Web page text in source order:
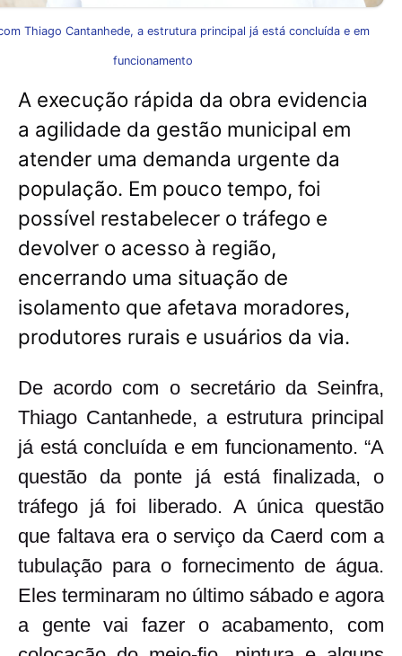
Thiago Cantanhede, a estrutura principal já está concluída e em
funcionamento
A execução rápida da obra evidencia
a agilidade da gestão municipal em
atender uma demanda urgente da
população. Em pouco tempo, foi
possível restabelecer o tráfego e
devolver o acesso à região,
encerrando uma situação de
isolamento que afetava moradores,
produtores rurais e usuários da via.
De acordo com o secretário da Seinfra,
Thiago Cantanhede, a estrutura principal
já está concluída e em funcionamento. “A
questão da ponte já está finalizada, o
tráfego já foi liberado. A única questão
que faltava era o serviço da Caerd com a
tubulação para o fornecimento de água.
Eles terminaram no último sábado e agora
a gente vai fazer o acabamento, com